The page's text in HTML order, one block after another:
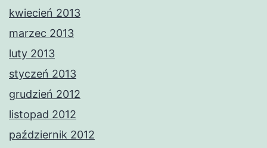
kwiecień 2013
marzec 2013
luty 2013
styczeń 2013
grudzień 2012
listopad 2012
październik 2012